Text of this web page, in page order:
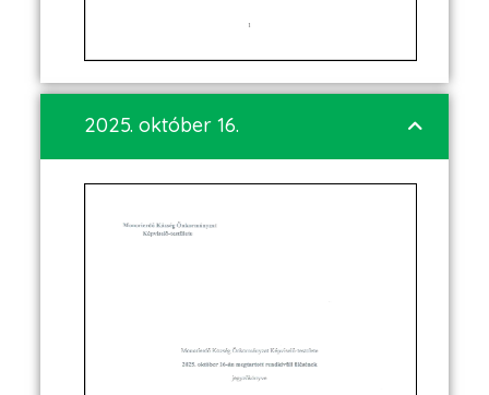
2025. október 16.